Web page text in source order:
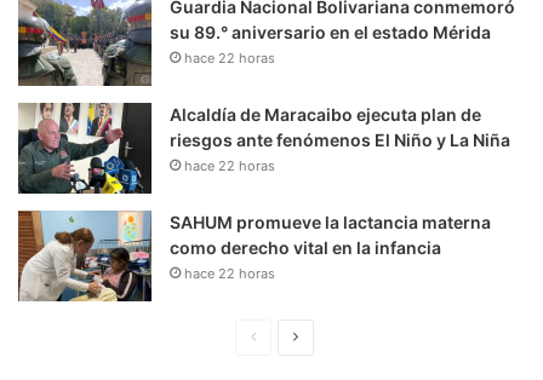
Guardia Nacional Bolivariana conmemoró
su 89.° aniversario en el estado Mérida
hace 22 horas
Alcaldía de Maracaibo ejecuta plan de
riesgos ante fenómenos El Niño y La Niña
hace 22 horas
SAHUM promueve la lactancia materna
como derecho vital en la infancia
hace 22 horas